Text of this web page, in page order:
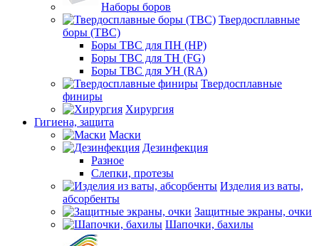
Наборы боров
Твердосплавные
боры (ТВС)
Боры ТВС для ПН (HP)
Боры ТВС для ТН (FG)
Боры ТВС для УН (RA)
Твердосплавные
финиры
Хирургия
Гигиена, защита
Маски
Дезинфекция
Разное
Слепки, протезы
Изделия из ваты,
абсорбенты
Защитные экраны, очки
Шапочки, бахилы